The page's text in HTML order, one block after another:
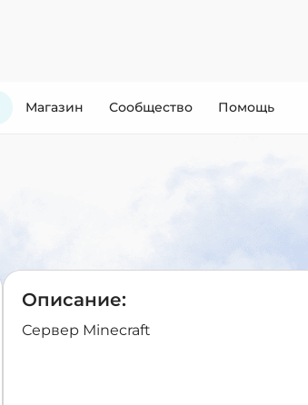
Магазин Сообщество Помощь
Описание:
Сервер Minecraft